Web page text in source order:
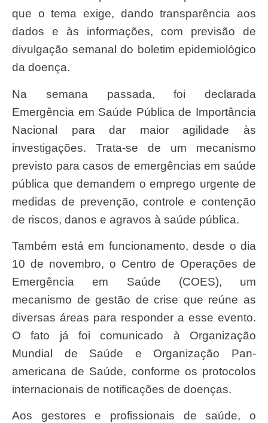
que o tema exige, dando transparência aos
dados e às informações, com previsão de
divulgação semanal do boletim epidemiológico
da doença.
Na semana passada, foi declarada
Emergência em Saúde Pública de Importância
Nacional para dar maior agilidade às
investigações. Trata-se de um mecanismo
previsto para casos de emergências em saúde
pública que demandem o emprego urgente de
medidas de prevenção, controle e contenção
de riscos, danos e agravos à saúde pública.
Também está em funcionamento, desde o dia
10 de novembro, o Centro de Operações de
Emergência em Saúde (COES), um
mecanismo de gestão de crise que reúne as
diversas áreas para responder a esse evento.
O fato já foi comunicado à Organização
Mundial de Saúde e Organização Pan-
americana de Saúde, conforme os protocolos
internacionais de notificações de doenças.
Aos gestores e profissionais de saúde, o